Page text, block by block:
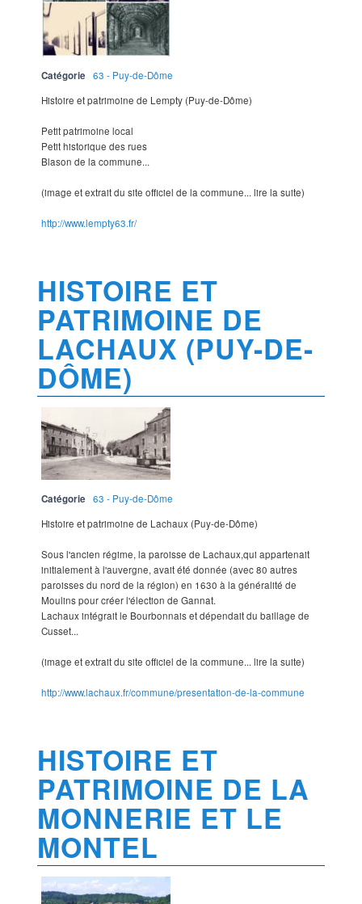
Catégorie
63 - Puy-de-Dôme
Histoire et patrimoine de Lempty (Puy-de-Dôme)
Petit patrimoine local
Petit historique des rues
Blason de la commune...
(image et extrait du site officiel de la commune... lire la suite)
http://www.lempty63.fr/
HISTOIRE ET
PATRIMOINE DE
LACHAUX (PUY-DE-
DÔME)
Catégorie
63 - Puy-de-Dôme
Histoire et patrimoine de Lachaux (Puy-de-Dôme)
Sous l'ancien régime, la paroisse de Lachaux,qui appartenait
initialement à l'auvergne, avait été donnée (avec 80 autres
paroisses du nord de la région) en 1630 à la généralité de
Moulins pour créer l'élection de Gannat.
Lachaux intégrait le Bourbonnais et dépendait du baillage de
Cusset...
(image et extrait du site officiel de la commune... lire la suite)
http://www.lachaux.fr/commune/presentation-de-la-commune
HISTOIRE ET
PATRIMOINE DE LA
MONNERIE ET LE
MONTEL